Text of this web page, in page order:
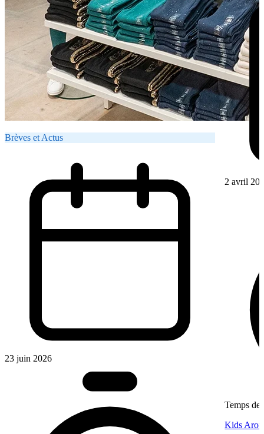
Brèves et Actus
23 juin 2026
2 avril
Temps de
Kids